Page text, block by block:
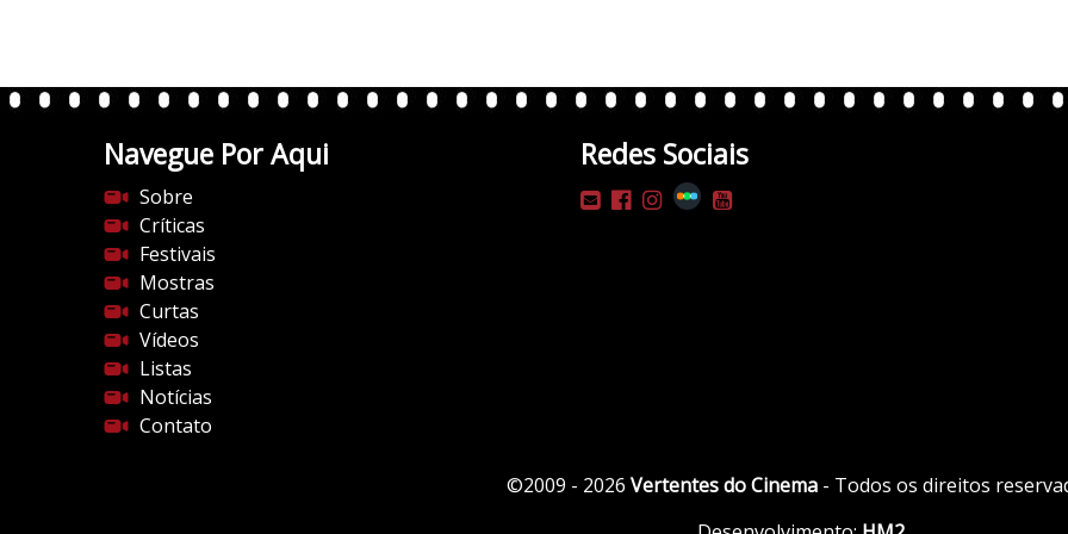
p
c
m
/
v
e
r
t
e
n
t
Navegue Por Aqui
Sobre
Críticas
Festivais
Mostras
Curtas
Vídeos
Listas
Notícias
Contato
Redes Sociais
©2009 - 2026 Vertentes do Cinema - Todos os direitos